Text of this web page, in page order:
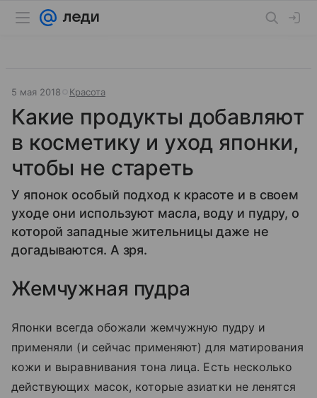
5 мая 2018 Красота
Какие продукты добавляют
в косметику и уход японки,
чтобы не стареть
У японок особый подход к красоте и в своем
уходе они используют масла, воду и пудру, о
которой западные жительницы даже не
догадываются. А зря.
Жемчужная пудра
Японки всегда обожали жемчужную пудру и
применяли (и сейчас применяют) для матирования
кожи и выравнивания тона лица. Есть несколько
действующих масок, которые азиатки не ленятся